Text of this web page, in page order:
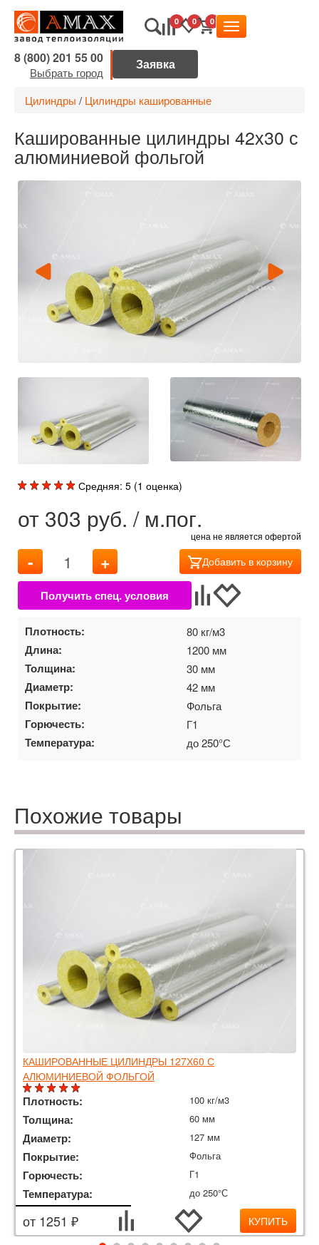
0 0 0
8 (800) 201 55 00
Выбрать город
Цилиндры / Цилиндры кашированные
Кашированные цилиндры 42х30 с
алюминиевой фольгой
Средняя: 5 (1 оценка)
от 303 руб. / м.пог.
цена не является офертой
- + Добавить в корзину
Плотность: 80 кг/м3
Длина: 1200 мм
Толщина: 30 мм
Диаметр: 42 мм
Покрытие: Фольга
Горючесть: Г1
Температура: до 250°С
Похожие товары
КАШИРОВАННЫЕ ЦИЛИНДРЫ 127Х60 С
АЛЮМИНИЕВОЙ ФОЛЬГОЙ
Плотность: 100 кг/м3
Толщина: 60 мм
Диаметр: 127 мм
Покрытие: Фольга
Горючесть: Г1
Температура: до 250°С
от 1251 ₽ КУПИТЬ